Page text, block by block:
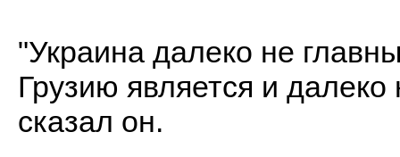
"Украина далеко не
Грузию является и
сказал он.